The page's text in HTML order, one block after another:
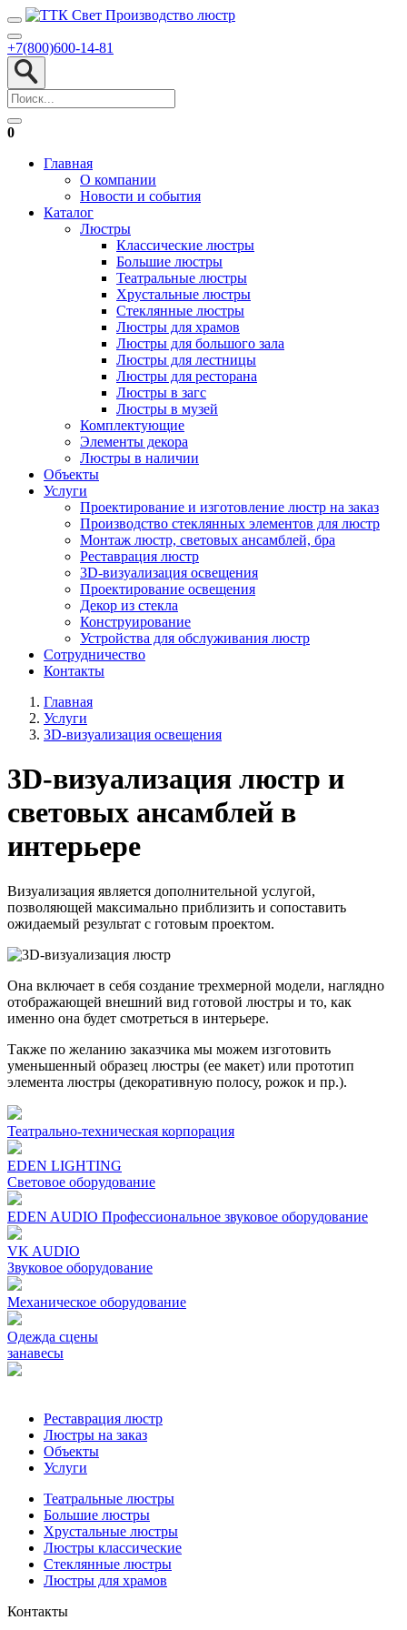
+7(800)600-14-81
0
Главная
О компании
Новости и события
Каталог
Люстры
Классические люстры
Большие люстры
Театральные люстры
Хрустальные люстры
Стеклянные люстры
Люстры для храмов
Люстры для большого зала
Люстры для лестницы
Люстры для ресторана
Люстры в загс
Люстры в музей
Комплектующие
Элементы декора
Люстры в наличии
Объекты
Услуги
Проектирование и изготовление люстр на заказ
Производство стеклянных элементов для люстр
Монтаж люстр, световых ансамблей, бра
Реставрация люстр
3D-визуализация освещения
Проектирование освещения
Декор из стекла
Конструирование
Устройства для обслуживания люстр
Сотрудничество
Контакты
Главная
Услуги
3D-визуализация освещения
3D-визуализация люстр и
световых ансамблей в
интерьере
Визуализация является дополнительной услугой,
позволяющей максимально приблизить и сопоставить
ожидаемый результат с готовым проектом.
Она включает в себя создание трехмерной модели, наглядно
отображающей внешний вид готовой люстры и то, как
именно она будет смотреться в интерьере.
Также по желанию заказчика мы можем изготовить
уменьшенный образец люстры (ее макет) или прототип
элемента люстры (декоративную полосу, рожок и пр.).
Театрально-техническая корпорация
EDEN LIGHTING
Световое оборудование
EDEN AUDIO Профеcсиональное звуковое оборудование
VK AUDIO
Звуковое оборудование
Механическое oборудование
Одежда сцены
занавесы
Реставрация люстр
Люстры на заказ
Объекты
Услуги
Театральные люстры
Большие люстры
Хрустальные люстры
Люстры классические
Стеклянные люстры
Люстры для храмов
Контакты